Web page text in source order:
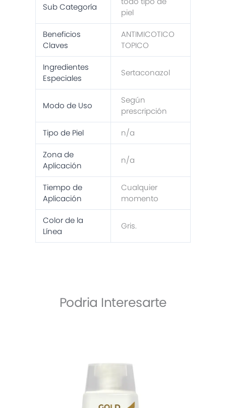
Sub Categoría
piel
Beneficios
Claves
ANTIMICOTICO
TOPICO
Ingredientes
Especiales
Sertaconazol
Modo de Uso
Según
prescripción
Tipo de Piel n/a
Zona de
Aplicación
n/a
Tiempo de
Aplicación
Cualquier
momento
Color de la
Línea
Gris.
Podria Interesarte